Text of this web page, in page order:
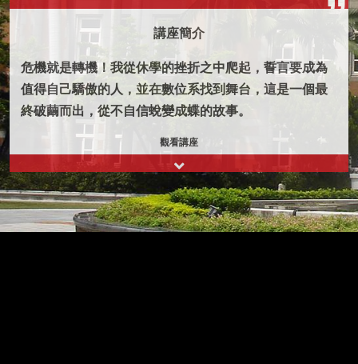
講座簡介
危機就是轉機！我從休學的挫折之中爬起，誓言要成為
值得自己驕傲的人，並在數位系找到舞台，這是一個最
終破繭而出，從不自信蛻變成蝶的故事。
觀看講座